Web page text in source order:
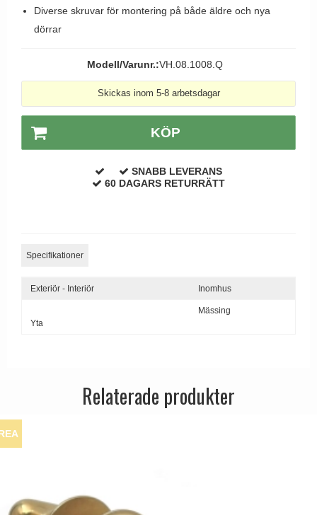
Diverse skruvar för montering på både äldre och nya
dörrar
Modell/Varunr.:VH.08.1008.Q
Skickas inom 5-8 arbetsdagar
KÖP
SNABB LEVERANS
60 DAGARS RETURRÄTT
Specifikationer
Exteriör - Interiör Inomhus
Yta
Mässing
Relaterade produkter